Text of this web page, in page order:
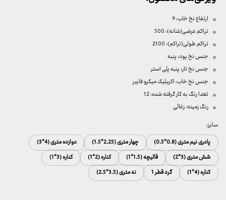
19,999,000 تومان
ارتفاع نخ خاب:9
تراکم عرضی(شانه):500
تراکم طولی(تراکم): 2100
جنس نخ پود:پنبه
جنس نخ تار:پنبه پلی استر
جنس نخ خاب:اکریلیک میکرو فایبر
تعدا رنگ به کار گرفته شده:12
رنگ زمینه:زغالی
سایز:
پادری نیم متری (0.8*0.5)
چهار متری (2.25*1.5)
دوازده متری (4*3)
شش متری (3*2)
قالیچه (1.5*1) کناره (2*1)
کناره (3*1)
کناره (4*1)
گرد قطر 1 نه متری (3.5*2.5)